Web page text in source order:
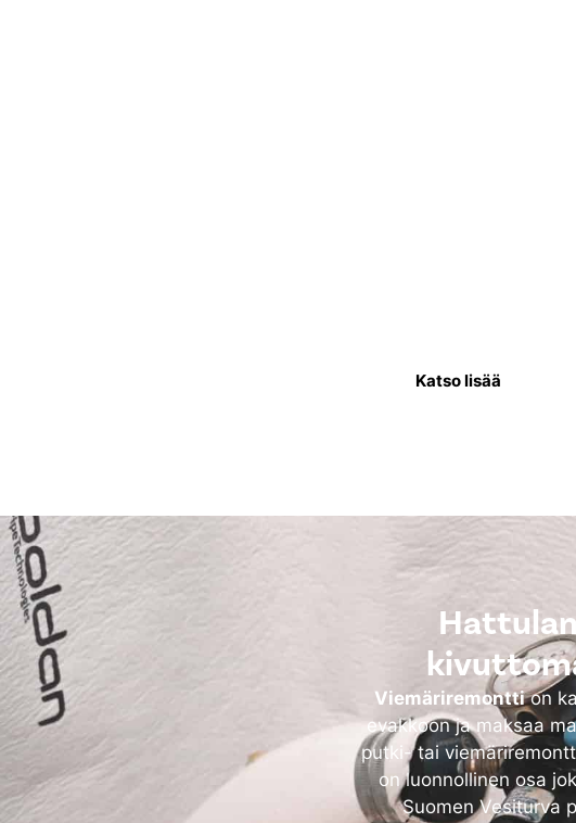
Katso lisää
Viemäriremonttion
evakkoon ja maksaa
putki- tai
on luonnollinen osa
Suomen Vesiturva